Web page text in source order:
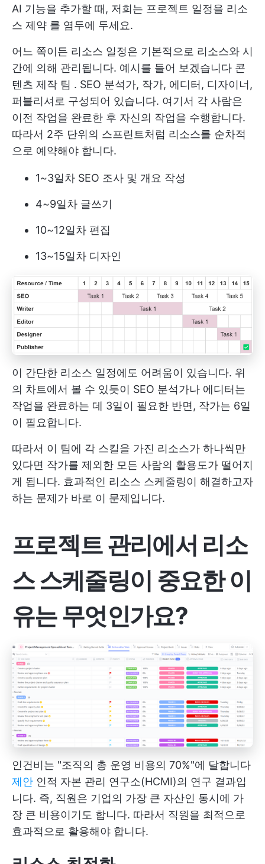
AI 기능을 추가할 때, 저희는 프로젝트 일정을 리소
스 제약 를 염두에 두세요.
어느 쪽이든 리소스 일정은 기본적으로 리소스와 시
간에 의해 관리됩니다. 예시를 들어 보겠습니다 콘
텐츠 제작 팀 . SEO 분석가, 작가, 에디터, 디자이너,
퍼블리셔로 구성되어 있습니다. 여기서 각 사람은
이전 작업을 완료한 후 자신의 작업을 수행합니다.
따라서 2주 단위의 스프린트처럼 리소스를 순차적
으로 예약해야 합니다.
1~3일차 SEO 조사 및 개요 작성
4~9일차 글쓰기
10~12일차 편집
13~15일차 디자인
이 간단한 리소스 일정에도 어려움이 있습니다. 위
의 차트에서 볼 수 있듯이 SEO 분석가나 에디터는
작업을 완료하는 데 3일이 필요한 반면, 작가는 6일
이 필요합니다.
따라서 이 팀에 각 스킬을 가진 리소스가 하나씩만
있다면 작가를 제외한 모든 사람의 활용도가 떨어지
게 됩니다. 효과적인 리소스 스케줄링이 해결하고자
하는 문제가 바로 이 문제입니다.
프로젝트 관리에서 리소
스 스케줄링이 중요한 이
유는 무엇인가요?
인건비는 "조직의 총 운영 비용의 70%"에 달합니다
제안 인적 자본 관리 연구소(HCMI)의 연구 결과입
니다. 즉, 직원은 기업의 가장 큰 자산인 동시에 가
장 큰 비용이기도 합니다. 따라서 직원을 최적으로
효과적으로 활용해야 합니다.